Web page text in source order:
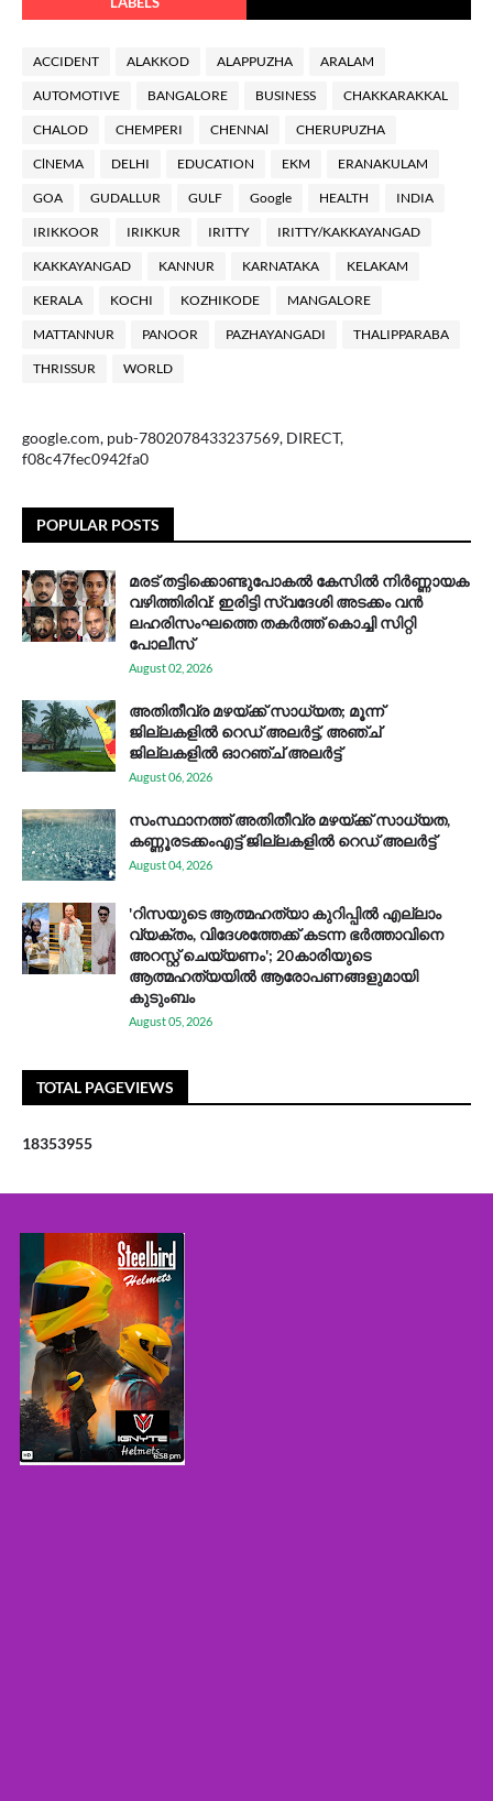
ACCIDENT ALAKKOD ALAPPUZHA ARALAM
AUTOMOTIVE BANGALORE BUSINESS CHAKKARAKKAL
CHALOD CHEMPERI CHENNAl CHERUPUZHA
ClNEMA DELHI EDUCATION EKM ERANAKULAM
GOA GUDALLUR GULF Google HEALTH INDIA
IRIKKOOR IRIKKUR IRITTY IRITTY/KAKKAYANGAD
KAKKAYANGAD KANNUR KARNATAKA KELAKAM
KERALA KOCHI KOZHIKODE MANGALORE
MATTANNUR PANOOR PAZHAYANGADI THALIPPARABA
THRISSUR WORLD
google.com, pub-7802078433237569, DIRECT,
f08c47fec0942fa0
POPULAR POSTS
മരട് തട്ടിക്കൊണ്ടുപോകൽ കേസിൽ നിർണ്ണായക
വഴിത്തിരിവ്: ഇരിട്ടി സ്വദേശി അടക്കം വൻ
ലഹരിസംഘത്തെ തകർത്ത് കൊച്ചി സിറ്റി
പോലീസ്
August 02, 2026
അതിതീവ്ര മഴയ്ക്ക് സാധ്യത; മൂന്ന്
ജില്ലകളിൽ റെഡ് അലർട്ട്, അഞ്ച്
ജില്ലകളിൽ ഓറഞ്ച് അലർട്ട്
August 06, 2026
സം​സ്ഥാ​ന​ത്ത് അ​തി​തീ​വ്ര മ​ഴ​യ്ക്ക് സാ​ധ്യ​ത,
കണ്ണൂരടക്കംഎ​ട്ട് ജി​ല്ല​ക​ളി​ൽ റെ​ഡ് അ​ലർ​ട്ട്
August 04, 2026
'റിസയുടെ ആത്മഹത്യാ കുറിപ്പിൽ എല്ലാം
വ്യക്തം, വിദേശത്തേക്ക് കടന്ന ഭർത്താവിനെ
അറസ്റ്റ് ചെയ്യണം'; 20കാരിയുടെ
ആത്മഹത്യയിൽ ആരോപണങ്ങളുമായി
കുടുംബം
August 05, 2026
TOTAL PAGEVIEWS
18353955